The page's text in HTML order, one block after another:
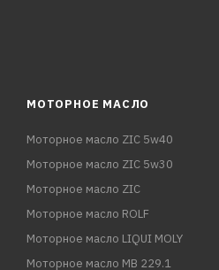
МОТОРНОЕ МАСЛО
Моторное масло ZIC 5w40
Моторное масло ZIC 5w30
Моторное масло ZIC
Моторное масло ROLF
Моторное масло LIQUI MOLY
Моторное масло MB 229.1